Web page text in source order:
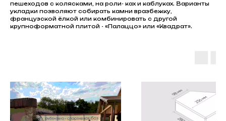
пешеходов с колясками, на роли- ках и каблуках. Варианты
укладки позволяют собирать камни вразбежку,
французской ёлкой или комбинировать с другой
крупноформатной плитой - «Палаццо» или «Квадрат».